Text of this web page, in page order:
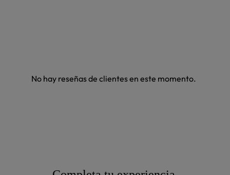
No hay reseñas de clientes en este momento.